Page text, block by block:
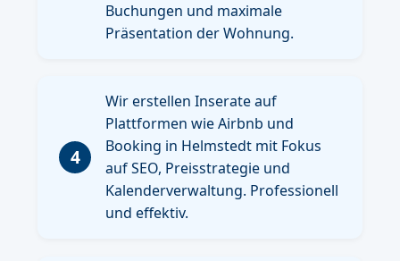
Buchungen und maximale
Präsentation der Wohnung.
4
Wir erstellen Inserate auf
Plattformen wie Airbnb und
Booking in Helmstedt mit Fokus
auf SEO, Preisstrategie und
Kalenderverwaltung. Professionell
und effektiv.